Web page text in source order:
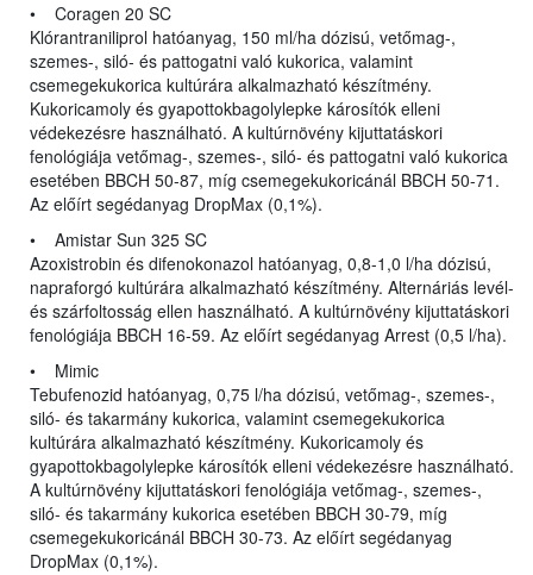
• Coragen 20 SC
Klórantraniliprol hatóanyag, 150 ml/ha dózisú, vetőmag-,
szemes-, siló- és pattogatni való kukorica, valamint
csemegekukorica kultúrára alkalmazható készítmény.
Kukoricamoly és gyapottokbagolylepke károsítók elleni
védekezésre használható. A kultúrnövény kijuttatáskori
fenológiája vetőmag-, szemes-, siló- és pattogatni való kukorica
esetében BBCH 50-87, míg csemegekukoricánál BBCH 50-71.
Az előírt segédanyag DropMax (0,1%).
• Amistar Sun 325 SC
Azoxistrobin és difenokonazol hatóanyag, 0,8-1,0 l/ha dózisú,
napraforgó kultúrára alkalmazható készítmény. Alternáriás levél-
és szárfoltosság ellen használható. A kultúrnövény kijuttatáskori
fenológiája BBCH 16-59. Az előírt segédanyag Arrest (0,5 l/ha).
• Mimic
Tebufenozid hatóanyag, 0,75 l/ha dózisú, vetőmag-, szemes-,
siló- és takarmány kukorica, valamint csemegekukorica
kultúrára alkalmazható készítmény. Kukoricamoly és
gyapottokbagolylepke károsítók elleni védekezésre használható.
A kultúrnövény kijuttatáskori fenológiája vetőmag-, szemes-,
siló- és takarmány kukorica esetében BBCH 30-79, míg
csemegekukoricánál BBCH 30-73. Az előírt segédanyag
DropMax (0,1%).